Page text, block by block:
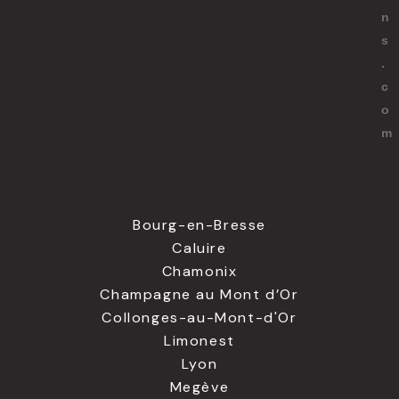
n
s
.
c
o
m
Bourg-en-Bresse
Caluire
Chamonix
Champagne au Mont d’Or
Collonges-au-Mont-d'Or
Limonest
Lyon
Megève